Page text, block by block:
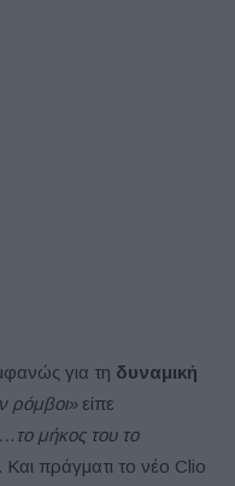
για τη δυναμική
ρόμβοι»είπε
μήκος του το
Και πράγματι το νέο Clio